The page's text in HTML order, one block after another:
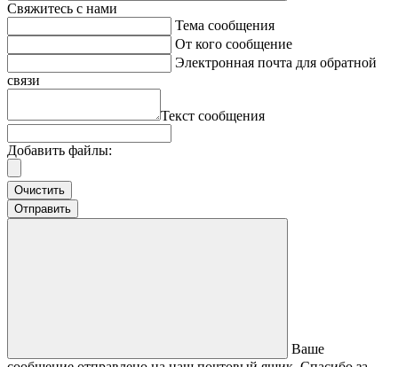
Свяжитесь с нами
Тема сообщения
От кого сообщение
Электронная почта для обратной
связи
Текст сообщения
Добавить файлы:
Очистить
Отправить
Ваше